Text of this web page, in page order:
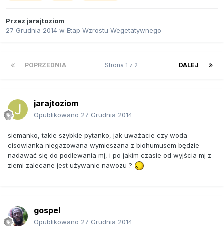
Przez jarajtoziom
27 Grudnia 2014 w Etap Wzrostu Wegetatywnego
POPRZEDNIA DALEJ
Strona 1 z 2
jarajtoziom
Opublikowano 27 Grudnia 2014
siemanko, takie szybkie pytanko, jak uważacie czy woda
cisowianka niegazowana wymieszana z biohumusem będzie
nadawać się do podlewania mj, i po jakim czasie od wyjścia mj z
ziemi zalecane jest używanie nawozu ?
gospel
Opublikowano 27 Grudnia 2014